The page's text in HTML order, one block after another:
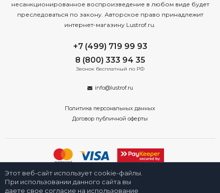
несанкционированное воспроизведение в любом виде будет
преследоваться по закону. Авторское право принадлежит
интернет-магазину Lustrof.ru.
+7 (499) 719 99 93
8 (800) 333 94 35
Звонок бесплатный по РФ
info@lustrof.ru
Политика персональных данных
Договор публичной оферты
2008-2026 © Интернет-магазин «Люстроф» в Новосибирске - приборы
освещения для дома и улицы. Все права защищены.
Этот веб-сайт использует cookie-файлы.
При использовании данного сайта вы
даете свое согласие на использование